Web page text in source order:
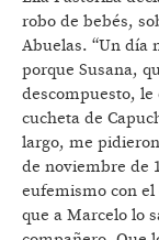
robo de bebés,
Abuelas. “Un día
porque Susana,
descompuesto,
cucheta de
largo, me
de noviembre de
eufemismo con el
que a Marcelo lo